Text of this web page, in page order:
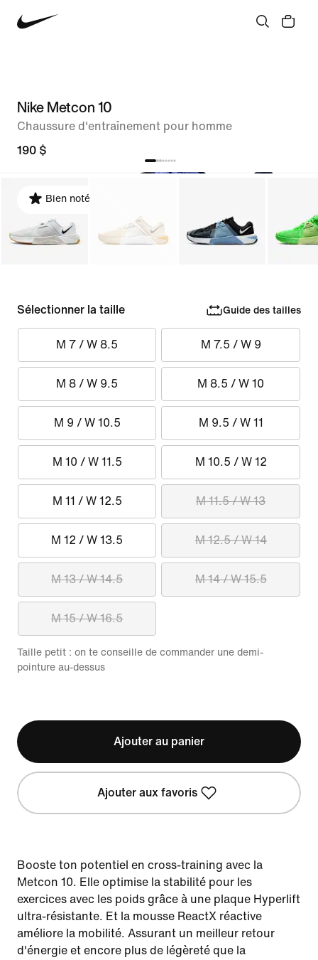
Nike Metcon 10
Chaussure d'entraînement pour homme
190 $
Bien noté
Sélectionner la taille Guide des tailles
M 7 / W 8.5 M 7.5 / W 9
M 8 / W 9.5 M 8.5 / W 10
M 9 / W 10.5 M 9.5 / W 11
M 10 / W 11.5 M 10.5 / W 12
M 11 / W 12.5 M 11.5 / W 13
M 12 / W 13.5 M 12.5 / W 14
M 13 / W 14.5 M 14 / W 15.5
M 15 / W 16.5
Taille petit : on te conseille de commander une demi-
pointure au-dessus
Ajouter au panier
Ajouter aux favoris
Booste ton potentiel en cross-training avec la
Metcon 10. Elle optimise la stabilité pour les
exercices avec les poids grâce à une plaque Hyperlift
ultra-résistante. Et la mousse ReactX réactive
améliore la mobilité. Assurant un meilleur retour
d'énergie et encore plus de légèreté que la